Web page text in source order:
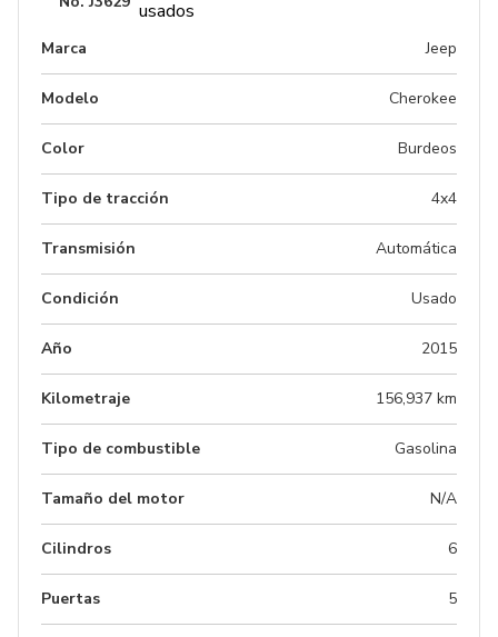
Marca Jeep
Modelo Cherokee
Color Burdeos
Tipo de tracción 4x4
Transmisión Automática
Condición Usado
Año 2015
Kilometraje 156,937 km
Tipo de combustible Gasolina
Tamaño del motor N/A
Cilindros 6
Puertas 5